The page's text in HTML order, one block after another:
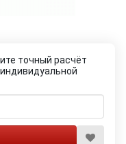
точный расчёт